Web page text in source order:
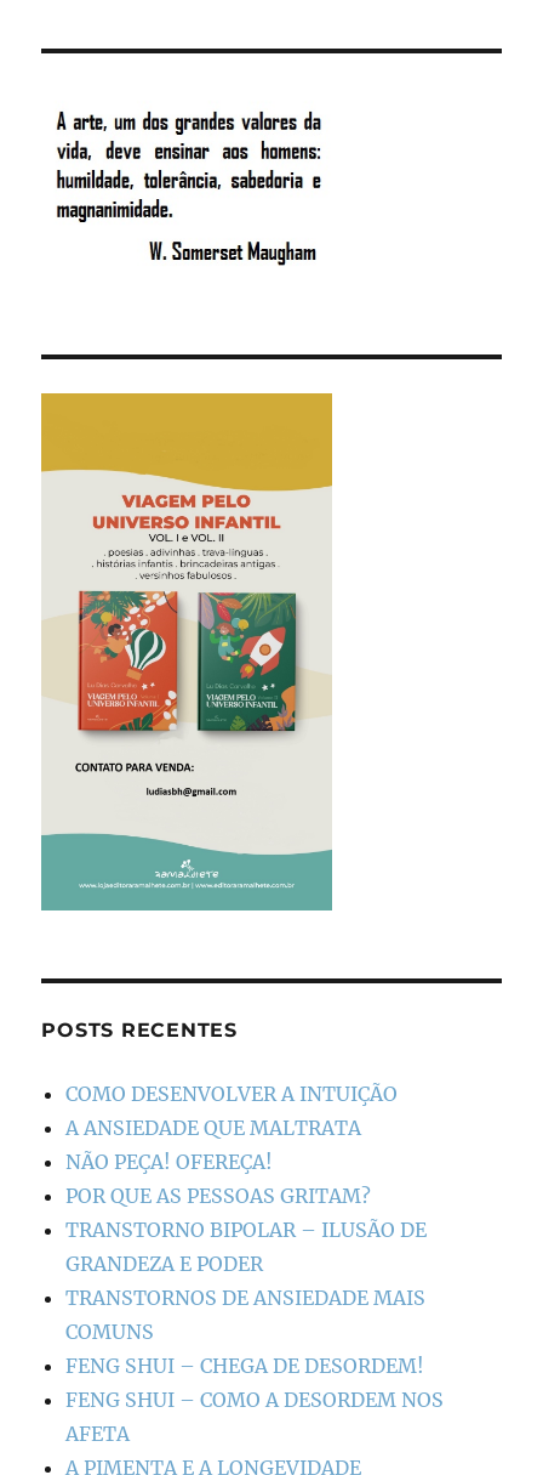
POSTS RECENTES
COMO DESENVOLVER A INTUIÇÃO
A ANSIEDADE QUE MALTRATA
NÃO PEÇA! OFEREÇA!
POR QUE AS PESSOAS GRITAM?
TRANSTORNO BIPOLAR – ILUSÃO DE
GRANDEZA E PODER
TRANSTORNOS DE ANSIEDADE MAIS
COMUNS
FENG SHUI – CHEGA DE DESORDEM!
FENG SHUI – COMO A DESORDEM NOS
AFETA
A PIMENTA E A LONGEVIDADE